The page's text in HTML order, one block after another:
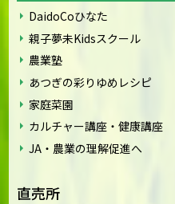
DaidoCoひなた
親子夢未Kidsスクール
農業塾
あつぎの彩りゆめレシピ
家庭菜園
カルチャー講座・健康講座
JA・農業の理解促進へ
直売所